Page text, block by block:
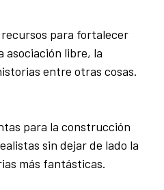
para fortalecer
asociación libre, la
entre otras cosas.
para la construcción
sin dejar de lado la
más fantásticas.